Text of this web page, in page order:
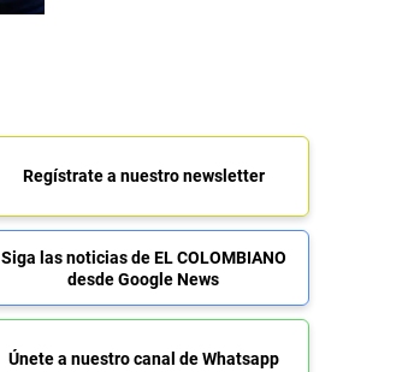
Regístrate a nuestro newsletter
Siga las noticias de EL COLOMBIANO
desde Google News
Únete a nuestro canal de Whatsapp